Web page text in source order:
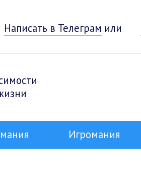
Написать в Телеграм или
Игромания